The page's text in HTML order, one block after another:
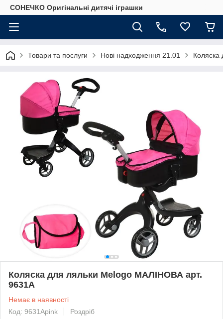
СОНЕЧКО Оригінальні дитячі іграшки
Товари та послуги Нові надходження 21.01
Коляска для ляльки Melogo МАЛІНОВА арт.
9631A
Немає в наявності
Код: 9631Apink
Роздріб